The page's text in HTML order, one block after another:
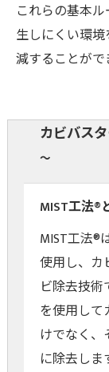
これらの基本
生しにくい環
減することがで
カビバス
～
MIST工法®
MIST工法®
使用し、カ
ビ除去技
を使用し
けでなく
に除去し